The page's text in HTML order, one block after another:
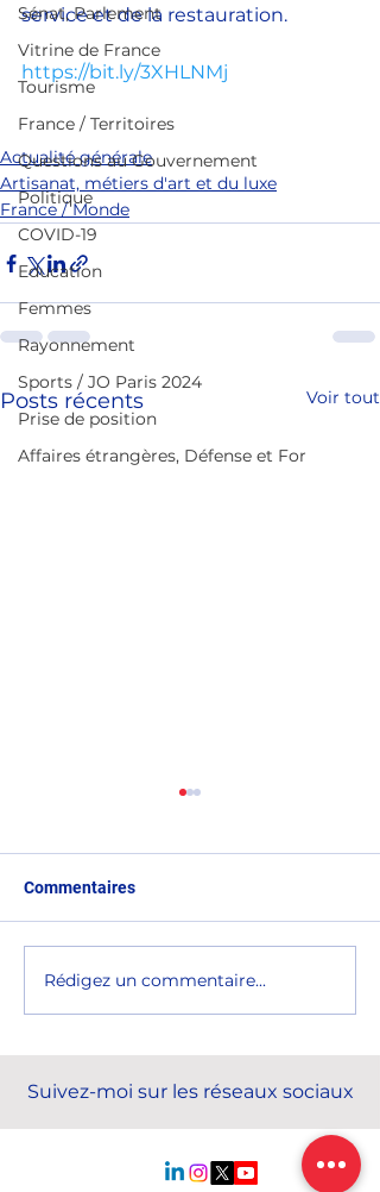
Sénat, Parlement
Vitrine de France
Tourisme
France / Territoires
Questions au Gouvernement
Politique
COVID-19
Education
Femmes
Rayonnement
Sports / JO Paris 2024
Prise de position
Affaires étrangères, Défense et For
service et de la restauration.
https://bit.ly/3XHLNMj
Actualité générale
Artisanat, métiers d'art et du luxe
France / Monde
Posts récents Voir tout
Clôture de l'Assemblée
générale ordinaire de
Commentaires
Rédigez un commentaire...
Suivez-moi sur les réseaux sociaux